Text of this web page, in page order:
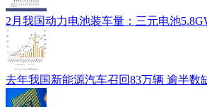
2月我国动力电池装车量：三元电池
去年我国新能源汽车召回83万辆 逾半数